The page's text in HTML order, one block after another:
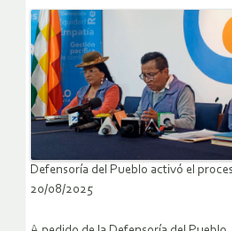
Defensoría del Pueblo activó el
20/08/2025